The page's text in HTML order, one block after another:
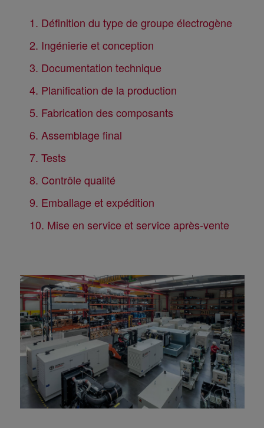
1. Définition du type de groupe électrogène
2. Ingénierie et conception
3. Documentation technique
4. Planification de la production
5. Fabrication des composants
6. Assemblage final
7. Tests
8. Contrôle qualité
9. Emballage et expédition
10. Mise en service et service après-vente